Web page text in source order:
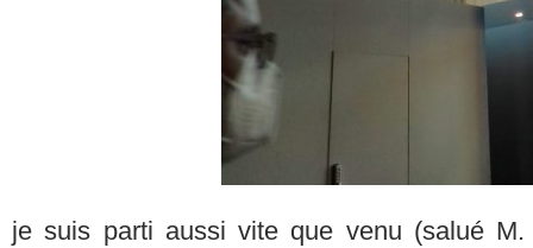
je suis parti aussi vite que venu (salué